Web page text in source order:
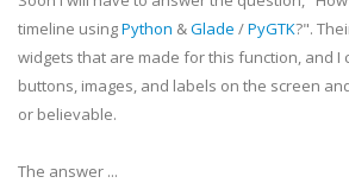
timeline usingPython &Glade /PyGTK?".
widgets that are made for this function, and I
buttons, images, and labels on the screen
or believable.
The answer ...